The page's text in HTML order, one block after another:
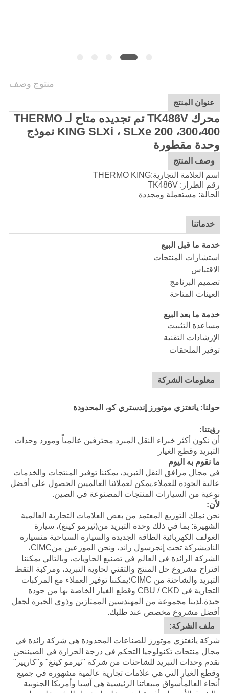
منتوج وصف
عنوان المنتج
محرك TK486V تم تجديده متاح لـ THERMO
KING SLXi ، SLXe 200 ،300،400 نموذج
وحدة مقطورة
وصف المنتج
اسم العلامة التجارية:THERMO KING
رقم الطراز: TK486V
الحالة: مستعملة ومجددة
خدماتنا
خدمة ما قبل البيع
استشارات المنتجات
الاقتباس
تصميم البرنامج
العينات المتاحة
خدمة ما بعد البيع
مساعدة التثبيت
الإرشادات التقنية
توفير الملحقات
معلومات الشركة
حولنا: يانغتزي موتورز إندستري كو، المحدودة
رؤيتنا:
أن نكون أكثر خبراء النقل المبرد محترفين عالمياً ومورد وحدات
التبريد وقطع الغيار
ما نقوم به اليوم
في مجال مرافق النقل التبريد، يمكننا توفير المنتجات والخدمات
عالية الجودة للعملاء.يمكن لعملائنا العالميين الحصول على أفضل
نوعية من السيارات المنتجات المصنوعة في الصين.
لأن:
نحن نملك التوزيع المعتمد من بعض العلامات التجارية العالمية
الشهيرة: بما في ذلك وحدة التبريد من(ثيرمو كينغ)، سيارة
الغولف الكهربائية الطاقة الجديدة والسيارة السياحية منسيارة
الناديشركة تحت إنجرسول راند، ونحن الموزعين منCIMC،
الشركة الرائدة في العالم في تصنيع الحاويات، وبالتالي يمكننا
اقتراح مشروع حل المنتج والتقني لحاوية التبريد، ومركبة التقط
التبريد والشاحنة من CIMC؛يمكننا توفير العملاء مع المركبات
التجارية في CBU / CKD وقطع الغيار الخاصة بها من جودة
جيدة.لدينا مجموعة من المهندسين الممتازين وذوي الخبرة لجعل
أفضل مشروع مخصص عند طلبك.
ملف الشركة:
شركة يانغتزي موتورز للصناعات المحدودة هي شركة رائدة في
مجال منتجات تكنولوجيا التحكم في درجة الحرارة في الصيننحن
نقدم وحدات التبريد للشاحنات من شركة "ثيرمو كينغ" و"كاريير"
وقطع الغيار التي هي علامات تجارية عالمية مشهورة في جميع
أنحاء العالمأسواق مبيعاتنا الرئيسية هي آسيا وأمريكا الجنوبية